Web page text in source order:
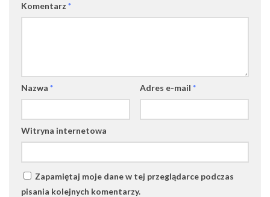
Komentarz *
Nazwa * Adres e-mail *
Witryna internetowa
Zapamiętaj moje dane w tej przeglądarce podczas
pisania kolejnych komentarzy.